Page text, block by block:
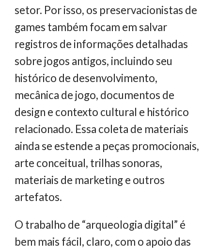
setor. Por isso, os preservacionistas de
games também focam em salvar
registros de informações detalhadas
sobre jogos antigos, incluindo seu
histórico de desenvolvimento,
mecânica de jogo, documentos de
design e contexto cultural e histórico
relacionado. Essa coleta de materiais
ainda se estende a peças promocionais,
arte conceitual, trilhas sonoras,
materiais de marketing e outros
artefatos.
O trabalho de “arqueologia digital” é
bem mais fácil, claro, com o apoio das